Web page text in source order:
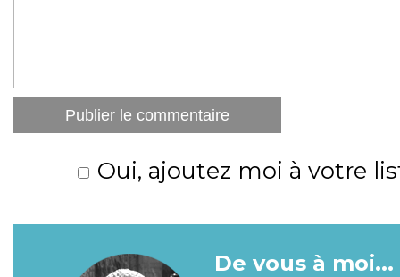
Oui, ajoutez moi à votre
De vous à moi...